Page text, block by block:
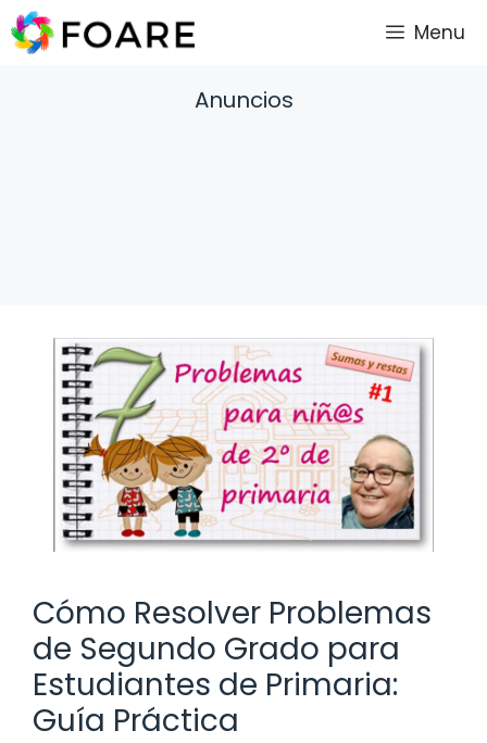
Saltar
al
Menu
Anuncios
Cómo Resolver Problemas
de Segundo Grado para
Estudiantes de Primaria:
Guía Práctica